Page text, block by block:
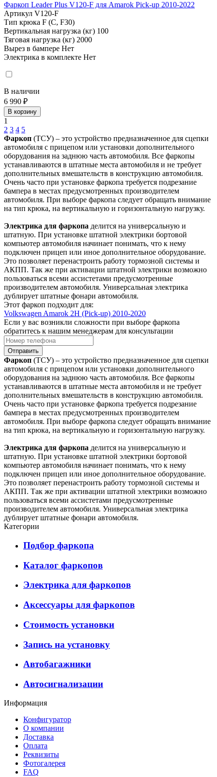
Фаркоп Leader Plus V120-F для Amarok Pick-up 2010-2022
Артикул V120-F
Тип крюка F (C, F30)
Вертикальная нагрузка (кг) 100
Тяговая нагрузка (кг) 2000
Вырез в бампере Нет
Электрика в комплекте Нет
В наличии
6 990 ₽
В корзину
1
2 3 4 5
Фаркоп (ТСУ) – это устройство предназначенное для сцепки
автомобиля с прицепом или установки дополнительного
оборудования на заднюю часть автомобиля. Все фаркопы
устанавливаются в штатные места автомобиля и не требует
дополнительных вмешательств в конструкцию автомобиля.
Очень часто при установке фаркопа требуется подрезание
бампера в местах предусмотренных производителем
автомобиля. При выборе фаркопа следует обращать внимание
на тип крюка, на вертикальную и горизонтальную нагрузку.
Электрика для фаркопа делится на универсальную и
штатную. При установке штатной электрики бортовой
компьютер автомобиля начинает понимать, что к нему
подключен прицеп или иное дополнительное оборудование.
Это позволяет перенастроить работу тормозной системы и
АКПП. Так же при активации штатной электрики возможно
пользоваться всеми ассистетами предусмотренные
производителем автомобиля. Универсальная электрика
дублирует штатные фонари автомобиля.
Этот фаркоп подходит для:
Volkswagen Amarok 2H (Pick-up) 2010-2020
Если у вас возникли сложности при выборе фаркопа
обратитесь к нашим менеджерам для консультации
Отправить
Фаркоп (ТСУ) – это устройство предназначенное для сцепки
автомобиля с прицепом или установки дополнительного
оборудования на заднюю часть автомобиля. Все фаркопы
устанавливаются в штатные места автомобиля и не требует
дополнительных вмешательств в конструкцию автомобиля.
Очень часто при установке фаркопа требуется подрезание
бампера в местах предусмотренных производителем
автомобиля. При выборе фаркопа следует обращать внимание
на тип крюка, на вертикальную и горизонтальную нагрузку.
Электрика для фаркопа делится на универсальную и
штатную. При установке штатной электрики бортовой
компьютер автомобиля начинает понимать, что к нему
подключен прицеп или иное дополнительное оборудование.
Это позволяет перенастроить работу тормозной системы и
АКПП. Так же при активации штатной электрики возможно
пользоваться всеми ассистетами предусмотренные
производителем автомобиля. Универсальная электрика
дублирует штатные фонари автомобиля.
Категории
Подбор фаркопа
Каталог фаркопов
Электрика для фаркопов
Аксессуары для фаркопов
Стоимость установки
Запись на установку
Автобагажники
Автосигнализации
Информация
Конфигуратор
О компании
Доставка
Оплата
Реквизиты
Фотогалерея
FAQ